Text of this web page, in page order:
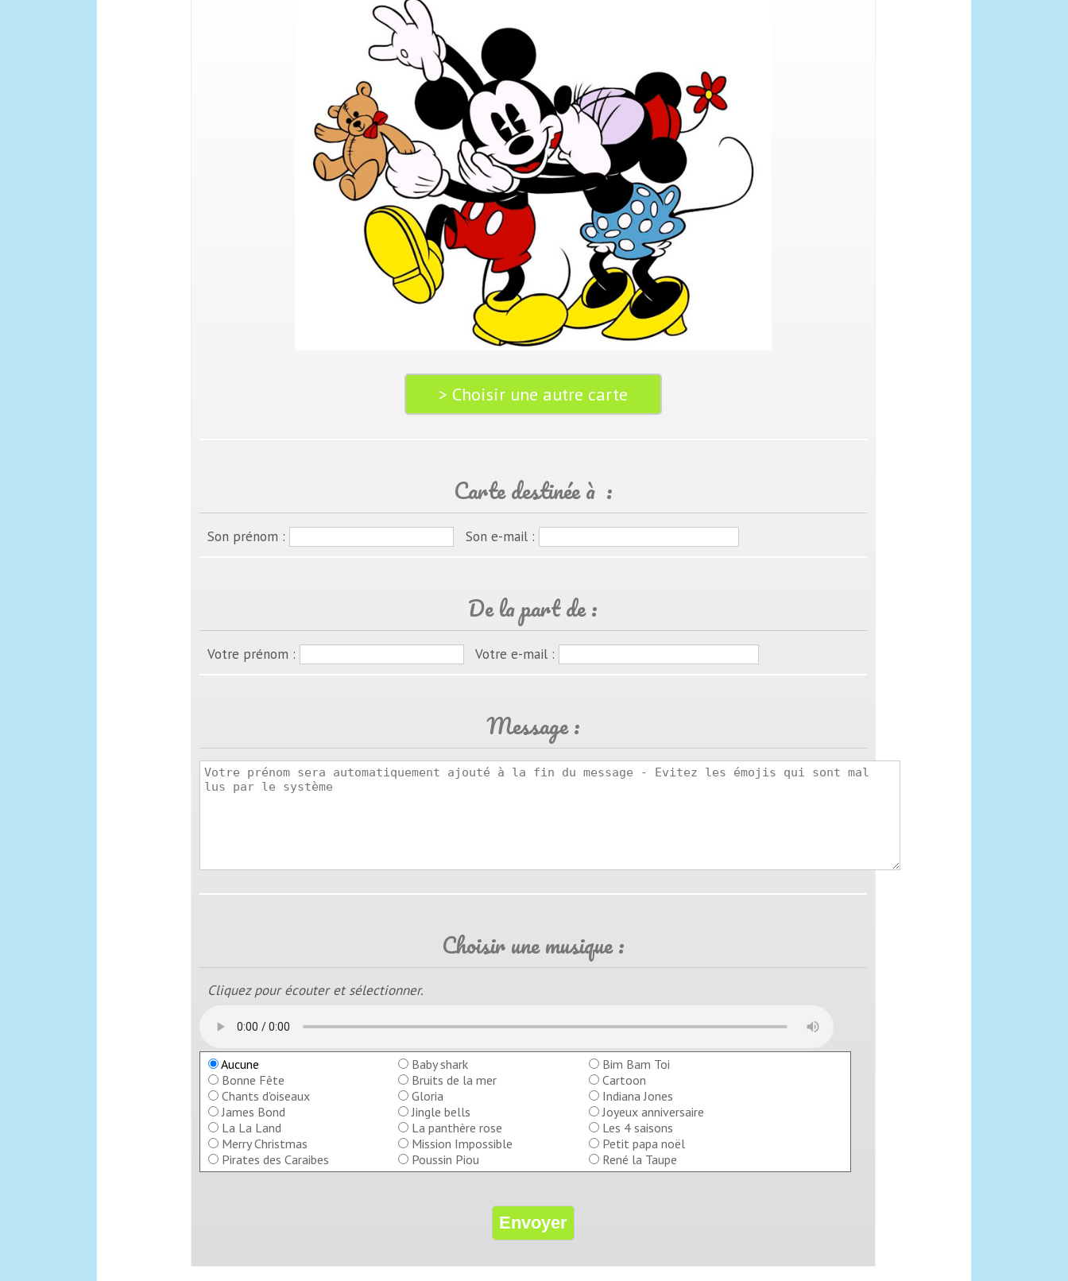
> Choisir une autre carte
Carte destinée à :
Son prénom : Son e-mail :
De la part de :
Votre prénom : Votre e-mail :
Message :
Choisir une musique :
Cliquez pour écouter et sélectionner.
Aucune Baby shark
Bim Bam Toi
Bonne Fête
Bruits de la mer
Cartoon
Chants d'oiseaux
Gloria
Indiana Jones
James Bond
Jingle bells
Joyeux anniversaire
La La Land
La panthère rose
Les 4 saisons
Merry Christmas
Mission Impossible
Petit papa noël
Pirates des Caraibes
Poussin Piou René la Taupe